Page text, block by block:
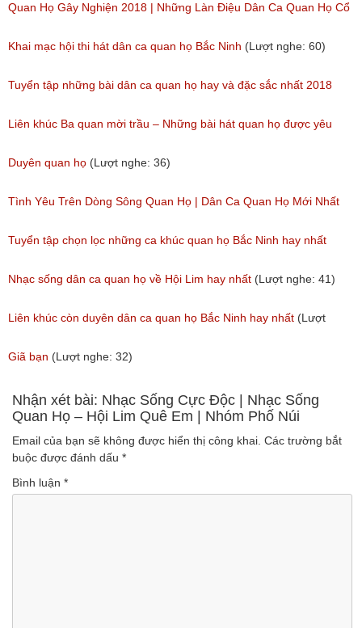
Quan Họ Gây Nghiện 2018 | Những Làn Điệu Dân Ca Quan Họ Cổ
Bắc Ninh Hay Ngây Ngất
(Lượt nghe: 84)
Khai mạc hội thi hát dân ca quan họ Bắc Ninh (Lượt nghe: 60)
Tuyển tập những bài dân ca quan họ hay và đặc sắc nhất 2018
(Lượt nghe: 59)
Liên khúc Ba quan mời trầu – Những bài hát quan họ được yêu
thích nhất hiện nay
(Lượt nghe: 173)
Duyên quan họ (Lượt nghe: 36)
Tình Yêu Trên Dòng Sông Quan Họ | Dân Ca Quan Họ Mới Nhất
2018
(Lượt nghe: 31)
Tuyển tập chọn lọc những ca khúc quan họ Bắc Ninh hay nhất
(Lượt nghe: 214)
Nhạc sống dân ca quan họ về Hội Lim hay nhất (Lượt nghe: 41)
Liên khúc còn duyên dân ca quan họ Bắc Ninh hay nhất (Lượt
nghe: 108)
Giã bạn (Lượt nghe: 32)
Nhận xét bài: Nhạc Sống Cực Độc | Nhạc Sống
Quan Họ – Hội Lim Quê Em | Nhóm Phố Núi
Email của bạn sẽ không được hiển thị công khai. Các trường bắt
buộc được đánh dấu *
Bình luận *